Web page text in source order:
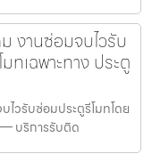
งานซ่อมจบไวรับ
ทเฉพาะทาง ประตู
วรับซ่อมประตูรีโมทโดย
— บริการรับติด